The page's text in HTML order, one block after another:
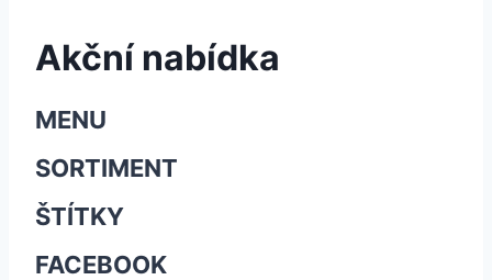
Akční nabídka
MENU
SORTIMENT
ŠTÍTKY
FACEBOOK